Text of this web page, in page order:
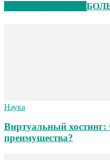
Наука
Виртуальный хостинг:
преимущества?